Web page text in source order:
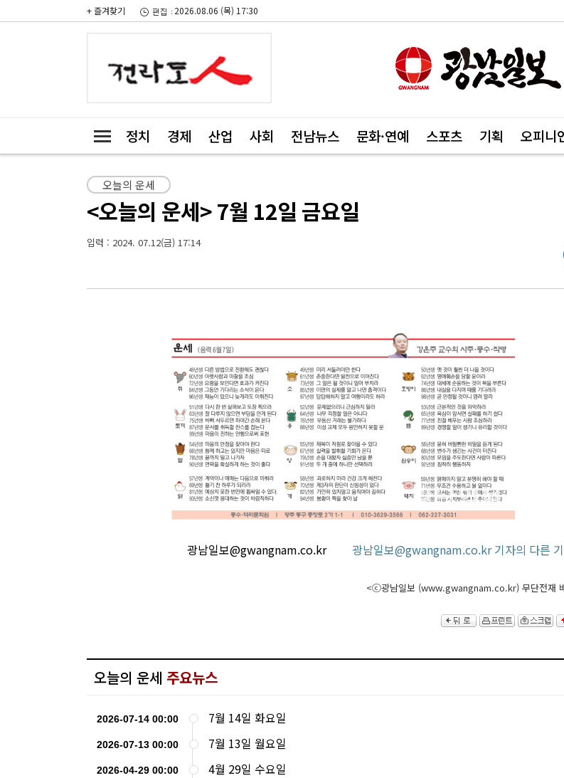
+ 즐겨찾기 2026.08.06 (목) 17:30
정치 경제 산업 사회 전남뉴스 문화·연예 스포츠 기획 오피니
오늘의 운세
<오늘의 운세> 7월 12일 금요일
입력 : 2024. 07.12(금) 17:14
광남일보@gwangnam.co.kr 광남일보@gwangnam.co.kr 기자의 다른
<ⓒ광남일보 (www.gwangnam.co.kr) 무단전재
오늘의 운세 주요뉴스
2026-07-14 00:00 7월 14일 화요일
2026-07-13 00:00 7월 13일 월요일
2026-04-29 00:00 4월 29일 수요일